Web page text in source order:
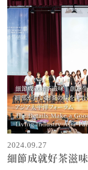
2024.09.27
細節成就好茶滋